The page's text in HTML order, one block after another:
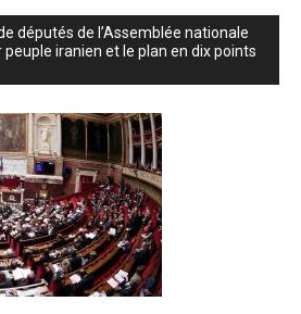
députés de l’Assemblée nationale
iranien et le plan en dix points